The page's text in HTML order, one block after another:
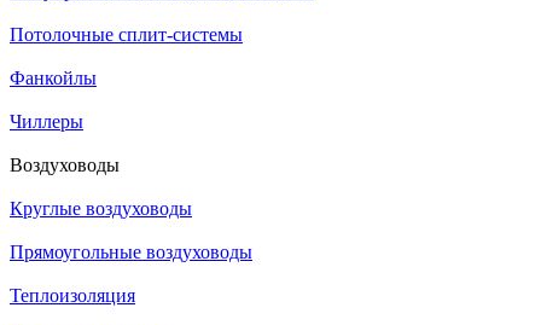
Потолочные сплит-системы
Фанкойлы
Чиллеры
Воздуховоды
Круглые воздуховоды
Прямоугольные воздуховоды
Теплоизоляция